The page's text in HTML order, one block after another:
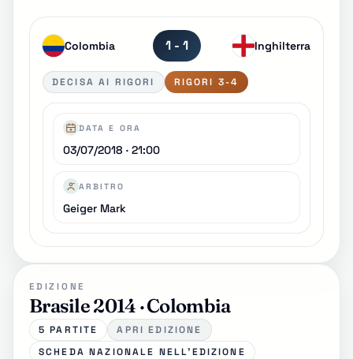
Colombia 1 - 1 Inghilterra
DECISA AI RIGORI RIGORI 3-4
DATA E ORA
03/07/2018 · 21:00
ARBITRO
Geiger Mark
EDIZIONE
Brasile 2014 · Colombia
5 PARTITE
APRI EDIZIONE
SCHEDA NAZIONALE NELL'EDIZIONE